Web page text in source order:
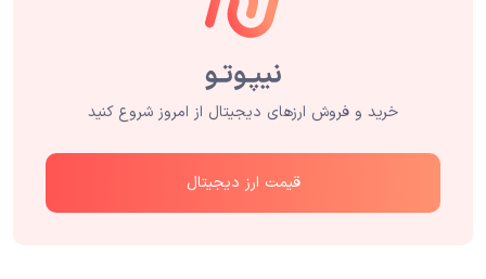
خرید و فروش ارزهای دیجیتال از امروز شروع کنید
قیمت ارز دیجیتال